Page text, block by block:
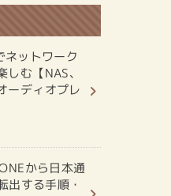
ットワーク
む【NAS、
ーディオプレ
から日本通
出する手順・